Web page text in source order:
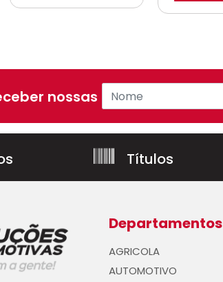
nossas ofertas!
Títulos
Departamentos
AGRICOLA
AUTOMOTIVO